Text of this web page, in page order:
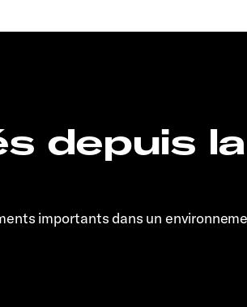
depuis la
importants dans un